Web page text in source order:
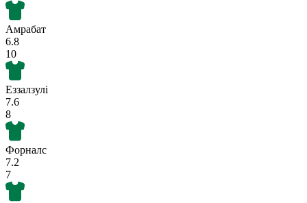
Амрабат
6.8
10
Еззалзулі
7.6
8
Форналс
7.2
7